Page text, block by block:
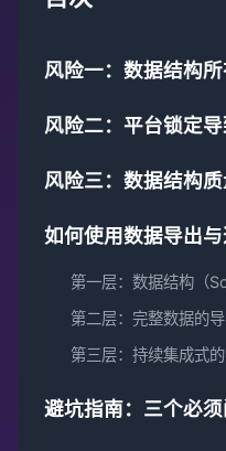
风险一：数据结构
风险二：平台锁定
风险三：数据结构
如何使用数据导出
第一层：数据结构（
第二层：完整数据的
第三层：持续集成式
避坑指南：三个必